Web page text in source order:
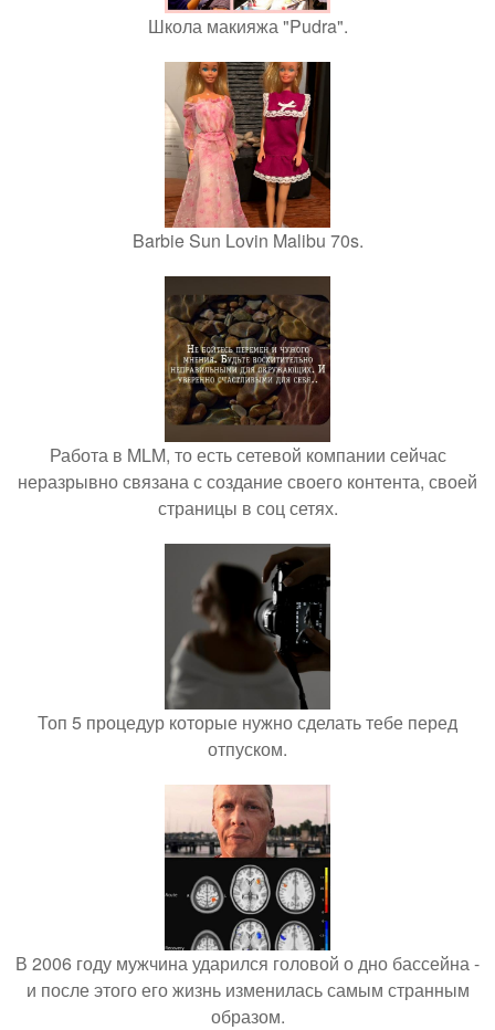
Школа макияжа "Pudra".
Barbie Sun Lovin Malibu 70s.
Работа в MLM, то есть сетевой компании сейчас
неразрывно связана с создание своего контента, своей
страницы в соц сетях.
Топ 5 процедур которые нужно сделать тебе перед
отпуском.
В 2006 году мужчина ударился головой о дно бассейна -
и после этого его жизнь изменилась самым странным
образом.